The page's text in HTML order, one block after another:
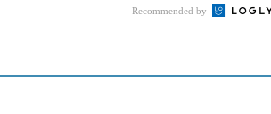
Recommended by